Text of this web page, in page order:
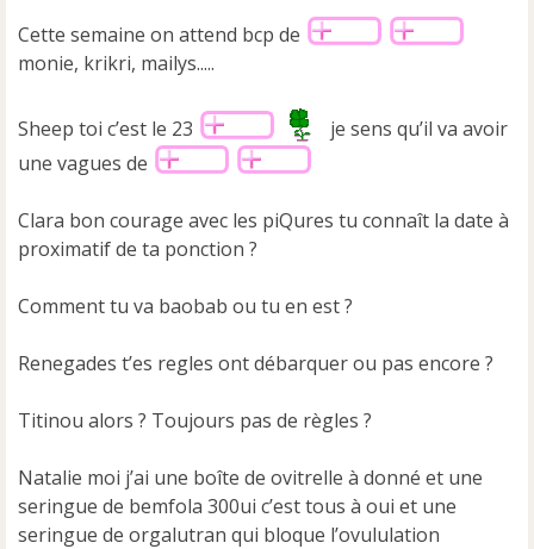
e
n
o
l
u
Cette semaine on attend bcp de
monie, krikri, mailys.....
Sheep toi c’est le 23
je sens qu’il va avoir
une vagues de
Clara bon courage avec les piQures tu connaît la date à
proximatif de ta ponction ?
Comment tu va baobab ou tu en est ?
Renegades t’es regles ont débarquer ou pas encore ?
Titinou alors ? Toujours pas de règles ?
Natalie moi j’ai une boîte de ovitrelle à donné et une
seringue de bemfola 300ui c’est tous à oui et une
seringue de orgalutran qui bloque l’ovululation